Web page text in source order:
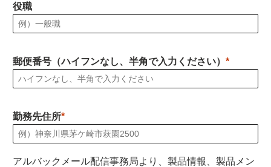
役職
郵便番号（ハイフンなし、半角で入力ください）
勤務先住所
アルバックメール配信事務局より、製品情報、製品メン